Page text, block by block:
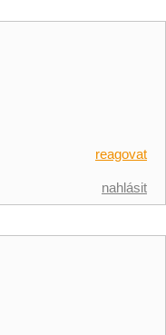
reagovat
nahlásit